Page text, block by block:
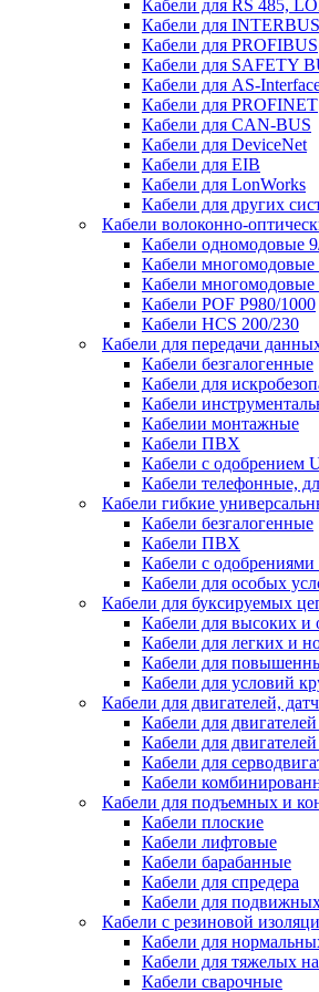
Кабели для RS 485,
Кабели для INTERBUS
Кабели для PROFIBUS
Кабели для SAFETY
Кабели для AS-
Кабели для PROFINET
Кабели для CAN-BUS
Кабели для DeviceNet
Кабели для EIB
Кабели для LonWorks
Кабели для других
Кабели волоконно-
Кабели одномодовые
Кабели
Кабели
Кабели POF P980/1000
Кабели HCS 200/230
Кабели для передачи
Кабели безгалогенные
Кабели для
Кабели
Кабелии монтажные
Кабели ПВХ
Кабели с одобрением
Кабели телефонные,
Кабели гибкие
Кабели безгалогенные
Кабели ПВХ
Кабели с
Кабели для особых
Кабели для буксируемых
Кабели для высоких и
Кабели для легких и
Кабели для
Кабели для условий
Кабели для двигателей,
Кабели для
Кабели для
Кабели для
Кабели
Кабели для подъемных и
Кабели плоские
Кабели лифтовые
Кабели барабанные
Кабели для спредера
Кабели для
Кабели с резиновой
Кабели для
Кабели для тяжелых
Кабели сварочные